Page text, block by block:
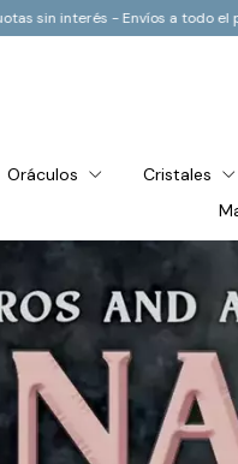
interés - Envíos a todo el país!
Oráculos Cristales